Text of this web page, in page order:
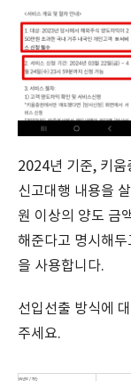
2024년 기준, 키움
신고대행 내용을
원 이상의 양도 금
해준다고 명시해
을 사용합니다.
선입선출 방식에
주세요.